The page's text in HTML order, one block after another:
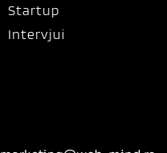
Startup
Intervjui